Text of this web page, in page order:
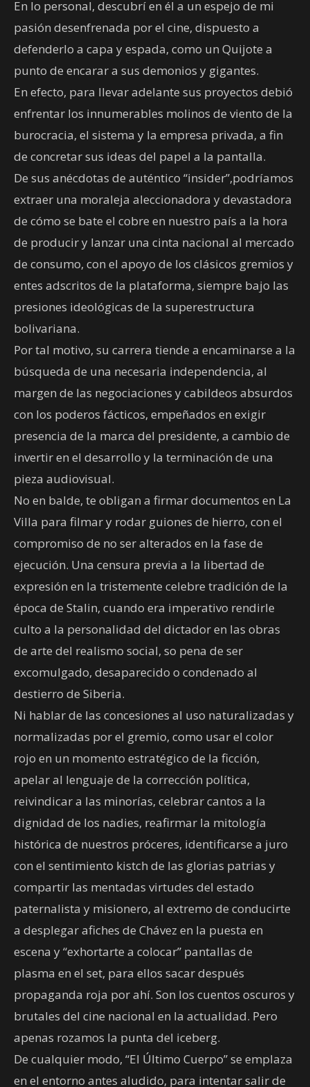
En lo personal, descubrí en él a un espejo de mi
pasión desenfrenada por el cine, dispuesto a
defenderlo a capa y espada, como un Quijote a
punto de encarar a sus demonios y gigantes.
En efecto, para llevar adelante sus proyectos debió
enfrentar los innumerables molinos de viento de la
burocracia, el sistema y la empresa privada, a fin
de concretar sus ideas del papel a la pantalla.
De sus anécdotas de auténtico “insider”,podríamos
extraer una moraleja aleccionadora y devastadora
de cómo se bate el cobre en nuestro país a la hora
de producir y lanzar una cinta nacional al mercado
de consumo, con el apoyo de los clásicos gremios y
entes adscritos de la plataforma, siempre bajo las
presiones ideológicas de la superestructura
bolivariana.
Por tal motivo, su carrera tiende a encaminarse a la
búsqueda de una necesaria independencia, al
margen de las negociaciones y cabildeos absurdos
con los poderos fácticos, empeñados en exigir
presencia de la marca del presidente, a cambio de
invertir en el desarrollo y la terminación de una
pieza audiovisual.
No en balde, te obligan a firmar documentos en La
Villa para filmar y rodar guiones de hierro, con el
compromiso de no ser alterados en la fase de
ejecución. Una censura previa a la libertad de
expresión en la tristemente celebre tradición de la
época de Stalin, cuando era imperativo rendirle
culto a la personalidad del dictador en las obras
de arte del realismo social, so pena de ser
excomulgado, desaparecido o condenado al
destierro de Siberia.
Ni hablar de las concesiones al uso naturalizadas y
normalizadas por el gremio, como usar el color
rojo en un momento estratégico de la ficción,
apelar al lenguaje de la corrección política,
reivindicar a las minorías, celebrar cantos a la
dignidad de los nadies, reafirmar la mitología
histórica de nuestros próceres, identificarse a juro
con el sentimiento kistch de las glorias patrias y
compartir las mentadas virtudes del estado
paternalista y misionero, al extremo de conducirte
a desplegar afiches de Chávez en la puesta en
escena y “exhortarte a colocar” pantallas de
plasma en el set, para ellos sacar después
propaganda roja por ahí. Son los cuentos oscuros y
brutales del cine nacional en la actualidad. Pero
apenas rozamos la punta del iceberg.
De cualquier modo, “El Último Cuerpo” se emplaza
en el entorno antes aludido, para intentar salir de